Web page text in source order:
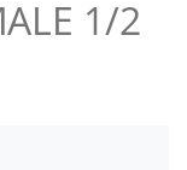
1/2